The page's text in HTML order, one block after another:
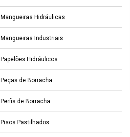
Mangueiras Hidráulicas
Mangueiras Industriais
Papelões Hidráulicos
Peças de Borracha
Perfis de Borracha
Pisos Pastilhados